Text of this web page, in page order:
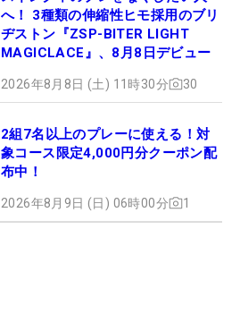
へ！ 3種類の伸縮性ヒモ採用のブリ
ヂストン『ZSP-BITER LIGHT
MAGICLACE』、8月8日デビュー
2026年8月8日 (土) 11時30分 30
2組7名以上のプレーに使える！対
象コース限定4,000円分クーポン配
布中！
2026年8月9日 (日) 06時00分 1